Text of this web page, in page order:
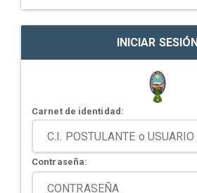
INICIAR SESIÓN
Carnet de identidad:
Contraseña: